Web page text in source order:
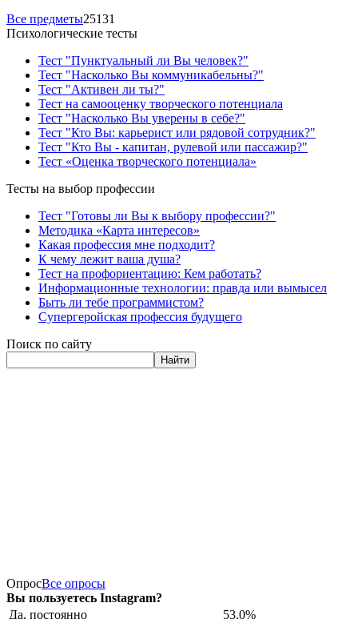
Все предметы25131
Психологические тесты
Тест "Пунктуальный ли Вы человек?"
Тест "Насколько Вы коммуникабельны?"
Тест "Активен ли ты?"
Тест на самооценку творческого потенциала
Тест "Насколько Вы уверены в себе?"
Тест "Кто Вы: карьерист или рядовой сотрудник?"
Тест "Кто Вы - капитан, рулевой или пассажир?"
Тест «Оценка творческого потенциала»
Тесты на выбор профессии
Тест "Готовы ли Вы к выбору профессии?"
Методика «Карта интересов»
Какая профессия мне подходит?
К чему лежит ваша душа?
Тест на профориентацию: Кем работать?
Информационные технологии: правда или вымысел
Быть ли тебе программистом?
Супергеройская профессия будущего
Поиск по сайту
Найти
ОпросВсе опросы
Вы пользуетесь Instagram?
Да, постоянно
53.0%